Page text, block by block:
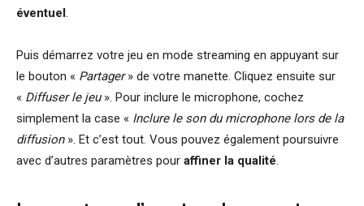
éventuel.
Puis démarrez votre jeu en mode streaming en appuyant sur
le bouton « Partager» de votre manette. Cliquez ensuite sur
« Diffuser le jeu». Pour inclure le microphone, cochez
simplement la case « Inclure le son du microphone lors de la
diffusion». Et c’est tout. Vous pouvez également poursuivre
avec d’autres paramètres pour affiner la qualité.